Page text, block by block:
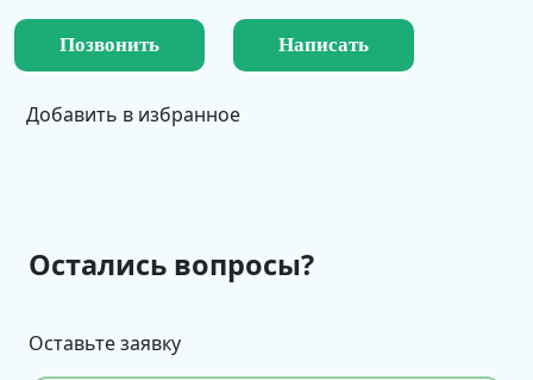
Позвонить Написать
Добавить в избранное
Остались вопросы?
Оставьте заявку